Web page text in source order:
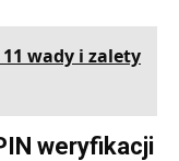
wady i zalety
weryfikacji